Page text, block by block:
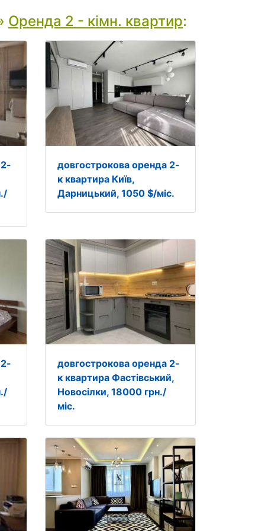
Оренда 2 - кімн. квартир:
довгострокова оренда 2-
к квартира Київ,
Дарницький, 1050 $/міс.
довгострокова оренда 2-
к квартира Фастівський,
Новосілки, 18000 грн./
міс.